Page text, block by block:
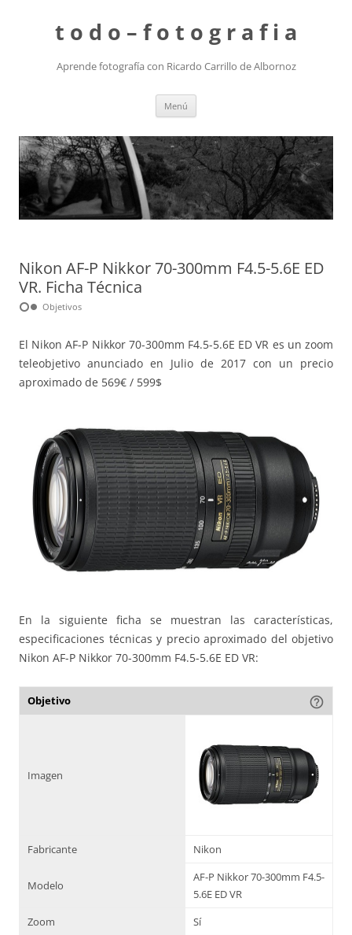
t o d o – f o t o g r a f i a
Aprende fotografía con Ricardo Carrillo de Albornoz
Menú
Nikon AF-P Nikkor 70-300mm F4.5-5.6E ED
VR. Ficha Técnica
hdr_weak Objetivos
El Nikon AF-P Nikkor 70-300mm F4.5-5.6E ED VR es un zoom
teleobjetivo anunciado en Julio de 2017 con un precio
aproximado de 569€ / 599$
En la siguiente ficha se muestran las características,
especificaciones técnicas y precio aproximado del objetivo
Nikon AF-P Nikkor 70-300mm F4.5-5.6E ED VR:
Objetivo help_outline
Imagen
Fabricante Nikon
Modelo
AF-P Nikkor 70-300mm F4.5-
5.6E ED VR
Zoom
Sí